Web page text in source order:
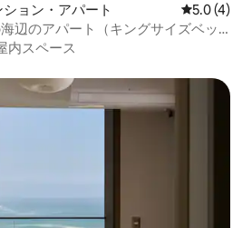
ョン・アパート レビュー4
5.0 (4)
辺のアパート（キングサイズベッ
内スペース